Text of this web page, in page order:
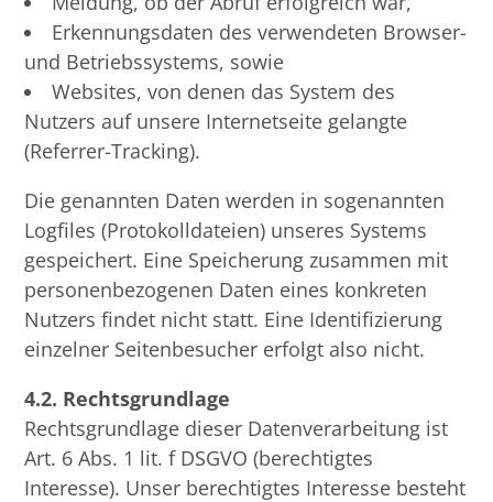
Erkennungsdaten des verwendeten Browser-
und Betriebssystems, sowie
Websites, von denen das System des
Nutzers auf unsere Internetseite gelangte
(Referrer-Tracking).
Die genannten Daten werden in sogenannten
Logfiles (Protokolldateien) unseres Systems
gespeichert. Eine Speicherung zusammen mit
personenbezogenen Daten eines konkreten
Nutzers findet nicht statt. Eine Identifizierung
einzelner Seitenbesucher erfolgt also nicht.
4.2. Rechtsgrundlage
Rechtsgrundlage dieser Datenverarbeitung ist
Art. 6 Abs. 1 lit. f DSGVO (berechtigtes
Interesse). Unser berechtigtes Interesse besteht